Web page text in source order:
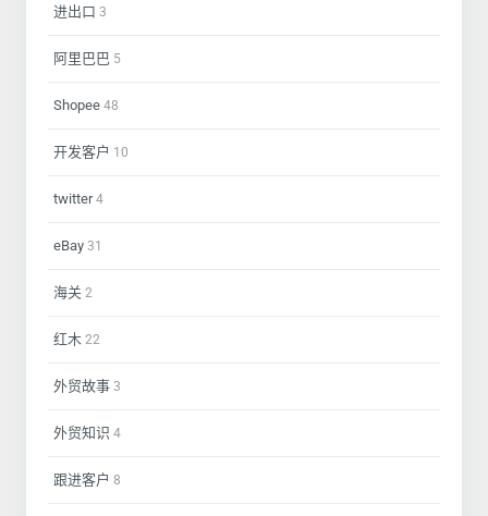
进出口 3
阿里巴巴 5
Shopee 48
开发客户 10
twitter4
eBay 31
海关 2
红木 22
外贸故事 3
外贸知识 4
跟进客户 8